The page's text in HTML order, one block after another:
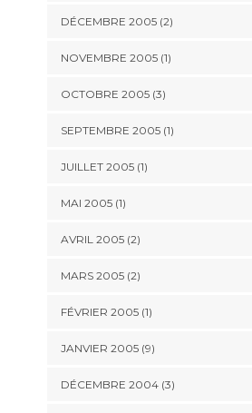
DÉCEMBRE 2005 (2)
NOVEMBRE 2005 (1)
OCTOBRE 2005 (3)
SEPTEMBRE 2005 (1)
JUILLET 2005 (1)
MAI 2005 (1)
AVRIL 2005 (2)
MARS 2005 (2)
FÉVRIER 2005 (1)
JANVIER 2005 (9)
DÉCEMBRE 2004 (3)